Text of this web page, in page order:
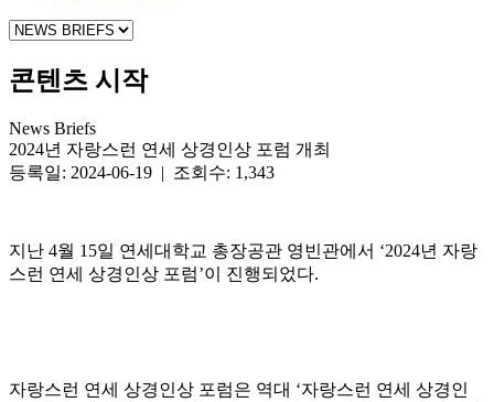
콘텐츠 시작
News Briefs
2024년 자랑스런 연세 상경인상 포럼 개최
등록일: 2024-06-19 | 조회수: 1,343
지난 4월 15일 연세대학교 총장공관 영빈관에서 ‘2024년 자랑
스런 연세 상경인상 포럼’이 진행되었다.
자랑스런 연세 상경인상 포럼은 역대 ‘자랑스런 연세 상경인